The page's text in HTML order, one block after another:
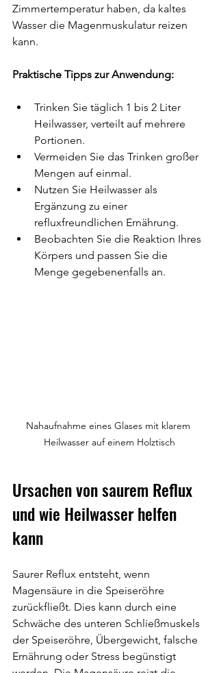
Zimmertemperatur haben, da kaltes
Wasser die Magenmuskulatur reizen
kann.
Praktische Tipps zur Anwendung:
Trinken Sie täglich 1 bis 2 Liter
Heilwasser, verteilt auf mehrere
Portionen.
Vermeiden Sie das Trinken großer
Mengen auf einmal.
Nutzen Sie Heilwasser als
Ergänzung zu einer
refluxfreundlichen Ernährung.
Beobachten Sie die Reaktion Ihres
Körpers und passen Sie die
Menge gegebenenfalls an.
Nahaufnahme eines Glases mit klarem
Heilwasser auf einem Holztisch
Ursachen von saurem Reflux
und wie Heilwasser helfen
kann
Saurer Reflux entsteht, wenn
Magensäure in die Speiseröhre
zurückfließt. Dies kann durch eine
Schwäche des unteren Schließmuskels
der Speiseröhre, Übergewicht, falsche
Ernährung oder Stress begünstigt